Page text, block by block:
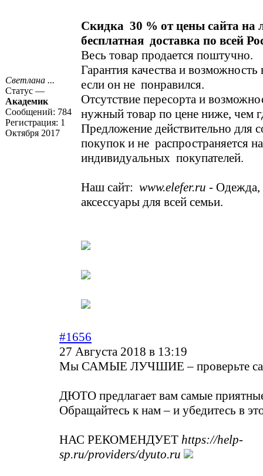
Светлана ...
Статус —
Академик
Сообщений: 784
Регистрация: 1
Октября 2017
Скидка 30 % от цены сайта на
бесплатная доставка по всей
Весь товар продается поштучно.
Гарантия качества и возможность
если он не понравился.
Отсутствие пересорта и
нужный товар по цене ниже, чем
Предложение действительно для
покупок и не распространяется
индивидуальных покупателей.
Наш сайт: www.elefer.ru - Одежда,
аксессуары для всей семьи.
#1656
27 Августа 2018 в 13:19
Мы САМЫЕ ЛУЧШИЕ – проверьте
ДЮТО предлагает вам самые
Обращайтесь к нам – и убедитесь в
НАС РЕКОМЕНДУЕТ https://help-
sp.ru/providers/dyuto.ru